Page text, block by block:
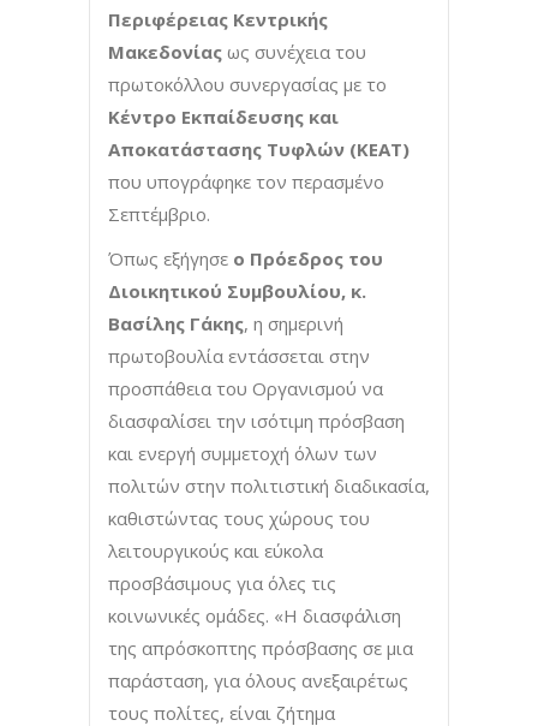
Περιφέρειας Κεντρικής
Μακεδονίας ως συνέχεια του
πρωτοκόλλου συνεργασίας με το
Κέντρο Εκπαίδευσης και
Αποκατάστασης Τυφλών (ΚΕΑΤ)
που υπογράφηκε τον περασμένο
Σεπτέμβριο.
Όπως εξήγησε ο Πρόεδρος του
Διοικητικού Συμβουλίου, κ.
Βασίλης Γάκης, η σημερινή
πρωτοβουλία εντάσσεται στην
προσπάθεια του Οργανισμού να
διασφαλίσει την ισότιμη πρόσβαση
και ενεργή συμμετοχή όλων των
πολιτών στην πολιτιστική διαδικασία,
καθιστώντας τους χώρους του
λειτουργικούς και εύκολα
προσβάσιμους για όλες τις
κοινωνικές ομάδες. «Η διασφάλιση
της απρόσκοπτης πρόσβασης σε μια
παράσταση, για όλους ανεξαιρέτως
τους πολίτες, είναι ζήτημα